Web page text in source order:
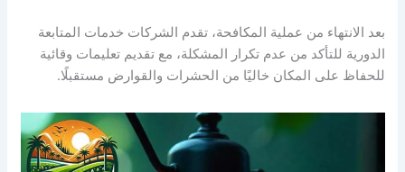
بعد الانتهاء من عملية المكافحة، تقدم الشركات خدمات المتابعة
الدورية للتأكد من عدم تكرار المشكلة، مع تقديم تعليمات وقائية
للحفاظ على المكان خاليًا من الحشرات والقوارض مستقبلًا.